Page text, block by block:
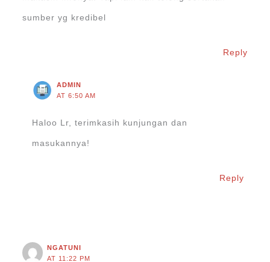
sumber yg kredibel
Reply
ADMIN
AT 6:50 AM
Haloo Lr, terimkasih kunjungan dan
masukannya!
Reply
NGATUNI
AT 11:22 PM